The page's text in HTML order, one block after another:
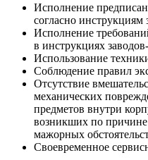
Исполнение
согласно инструкциям
Исполнение
в инструкциях
Использование
Соблюдение правил
Отсутствие
механических
предметов внутри
возникших по причине
мажорных
Своевременное